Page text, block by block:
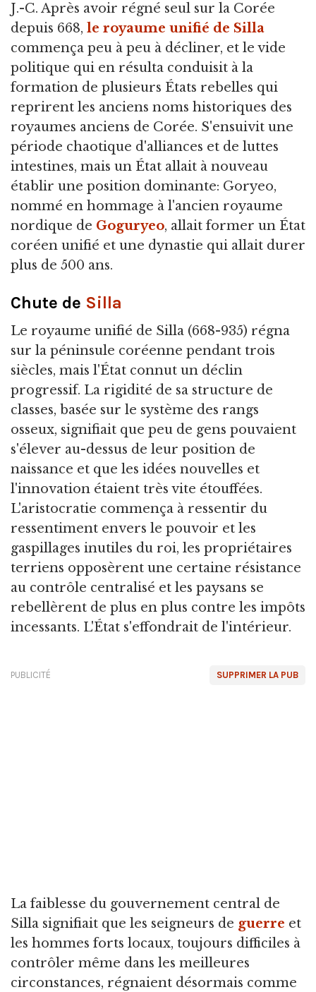
J.-C. Après avoir régné seul sur la Corée
depuis 668, le royaume unifié de Silla
commença peu à peu à décliner, et le vide
politique qui en résulta conduisit à la
formation de plusieurs États rebelles qui
reprirent les anciens noms historiques des
royaumes anciens de Corée. S'ensuivit une
période chaotique d'alliances et de luttes
intestines, mais un État allait à nouveau
établir une position dominante: Goryeo,
nommé en hommage à l'ancien royaume
nordique de Goguryeo, allait former un État
coréen unifié et une dynastie qui allait durer
plus de 500 ans.
Chute de Silla
Le royaume unifié de Silla (668-935) régna
sur la péninsule coréenne pendant trois
siècles, mais l'État connut un déclin
progressif. La rigidité de sa structure de
classes, basée sur le système des rangs
osseux, signifiait que peu de gens pouvaient
s'élever au-dessus de leur position de
naissance et que les idées nouvelles et
l'innovation étaient très vite étouffées.
L'aristocratie commença à ressentir du
ressentiment envers le pouvoir et les
gaspillages inutiles du roi, les propriétaires
terriens opposèrent une certaine résistance
au contrôle centralisé et les paysans se
rebellèrent de plus en plus contre les impôts
incessants. L'État s'effondrait de l'intérieur.
SUPPRIMER LA PUB
PUBLICITÉ
La faiblesse du gouvernement central de
Silla signifiait que les seigneurs de guerre et
les hommes forts locaux, toujours difficiles à
contrôler même dans les meilleures
circonstances, régnaient désormais comme